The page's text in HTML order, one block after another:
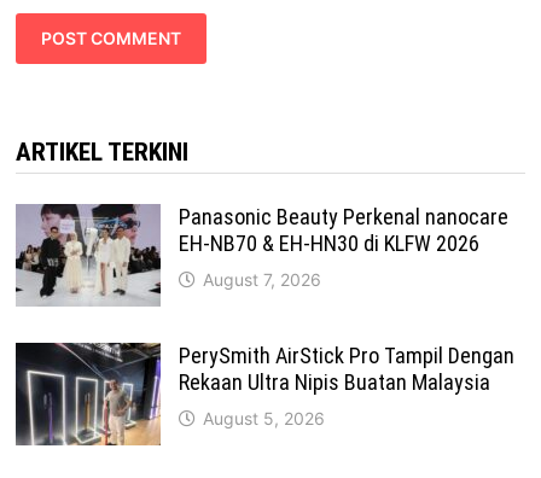
ARTIKEL TERKINI
Panasonic Beauty Perkenal nanocare
EH-NB70 & EH-HN30 di KLFW 2026
August 7, 2026
PerySmith AirStick Pro Tampil Dengan
Rekaan Ultra Nipis Buatan Malaysia
August 5, 2026